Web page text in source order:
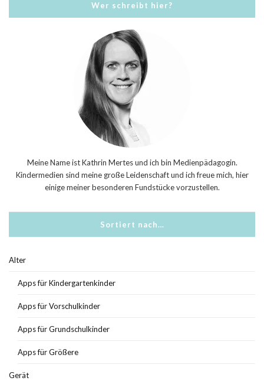
Wer schreibt hier?
Meine Name ist Kathrin Mertes und ich bin Medienpädagogin.
Kindermedien sind meine große Leidenschaft und ich freue mich, hier
einige meiner besonderen Fundstücke vorzustellen.
Sortiert nach…
Alter
Apps für Kindergartenkinder
Apps für Vorschulkinder
Apps für Grundschulkinder
Apps für Größere
Gerät